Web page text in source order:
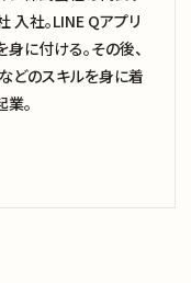
社。LINE Qアプリ
に付ける。その後、
どのスキルを身に着
。